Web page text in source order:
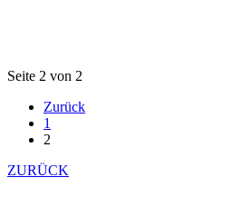
Seite 2 von 2
Zurück
1
2
ZURÜCK